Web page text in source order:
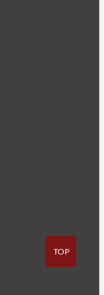
TOP